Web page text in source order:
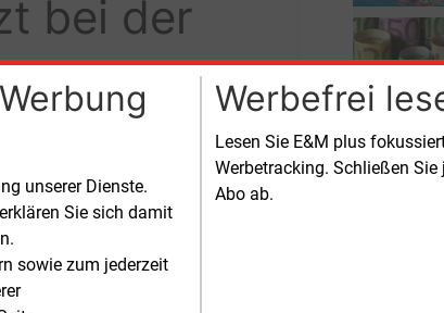
unserer Dienste.
Sie sich damit
sowie zum jederzeit
Werbefrei
Lesen Sie E&M plus
Werbetracking. Schließen
Abo ab.
bei der
am Bodensee wurde
sein bundesweites
ausgebaut hat“,